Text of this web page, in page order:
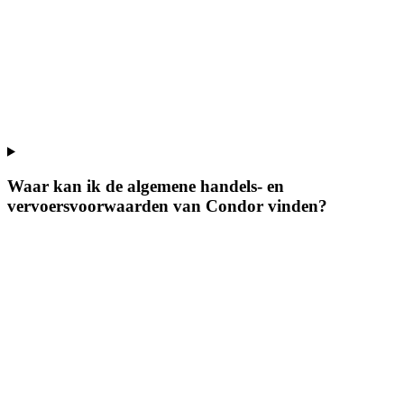
Waar kan ik de algemene handels- en
vervoersvoorwaarden van Condor vinden?